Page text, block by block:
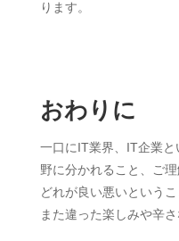
ります。
おわりに
一口にIT業界、IT企業
野に分かれること、ご
どれが良い悪いという
また違った楽しみや辛